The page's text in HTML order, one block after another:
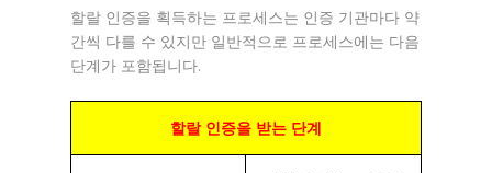
할랄 인증을 획득하는 프로세스는 인증 기관마다 약
간씩 다를 수 있지만 일반적으로 프로세스에는 다음
단계가 포함됩니다.
할랄 인증을 받는 단계